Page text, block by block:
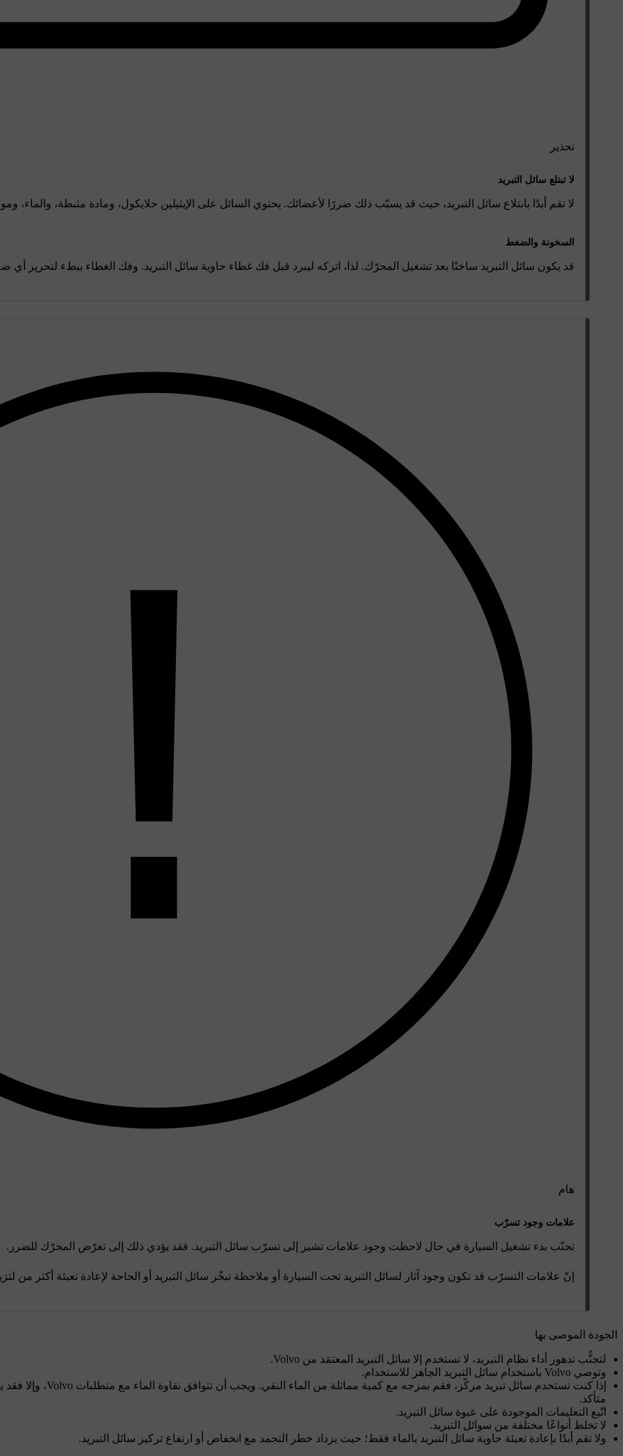
تحذير
لا تبتلع سائل التبريد
لا تقم أبدًا بابتلاع سائل التبريد، حيث قد يسبّب ذلك ضررًا لأعضائك. يحتوي السائل على الإيثيلين جلايكول، ومادة مثبطة، والماء،
السخونة والضغط
قد يكون سائل التبريد ساخنًا بعد تشغيل المحرّك. لذا، اتركه ليبرد قبل فك غطاء حاوية سائل التبريد. وفك الغطاء ببطء لتحرير أي
هام
علامات وجود تسرّب
تجنّب بدء تشغيل السيارة في حال لاحظت وجود علامات تشير إلى تسرّب سائل التبريد. فقد يؤدي ذلك إلى تعرّض المحرّك للضرر.
إنّ علامات التسرّب قد تكون وجود آثار لسائل التبريد تحت السيارة أو ملاحظة تبخّر سائل التبريد أو الحاجة لإعادة تعبئة أكثر من لترَين منه
الجودة الموصى بها
لتجنُّب تدهور أداء نظام التبريد، لا تستخدم إلا سائل التبريد المعتمَد من Volvo.
وتوصي Volvo باستخدام سائل التبريد الجاهز للاستخدام.
متأكد.
اتّبع التعليمات الموجودة على عبوة سائل التبريد.
لا تخلط أنواعًا مختلفة من سوائل التبريد.
ولا تقم أبدًا بإعادة تعبئة حاوية سائل التبريد بالماء فقط؛ حيث يزداد خطر التجمد مع انخفاض أو ارتفاع تركيز سائل التبريد.